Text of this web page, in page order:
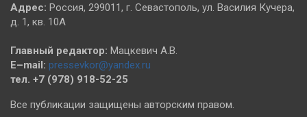
Адрес: Россия, 299011, г. Севастополь, ул. Василия Кучера,
д. 1, кв. 10А
Главный редактор: Мацкевич А.В.
E–mail: pressevkor@yandex.ru
тел. +7 (978) 918-52-25
Все публикации защищены авторским правом.